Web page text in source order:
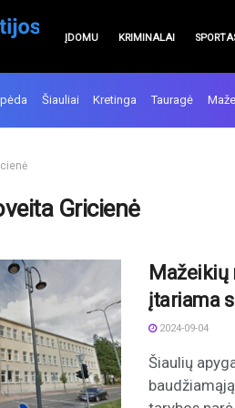
ĮDOMU KRIMINALAI
Šiauliai Kretinga Tauragė
Gricienė
Mažeikių
įtariama
2024-09-04
Šiaulių